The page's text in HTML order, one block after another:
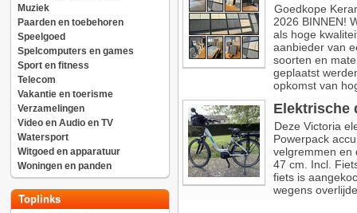
Muziek
Paarden en toebehoren
Speelgoed
Spelcomputers en games
Sport en fitness
Telecom
Vakantie en toerisme
Verzamelingen
Video en Audio en TV
Watersport
Witgoed en apparatuur
Woningen en panden
Toplinks
Goedkope
2026 BINNEN!
als hoge
aanbieder van
soorten en
geplaatst
opkomst van
Elektrische
Deze Victoria
Powerpack
velgremmen en
47 cm. Incl.
fiets is
wegens